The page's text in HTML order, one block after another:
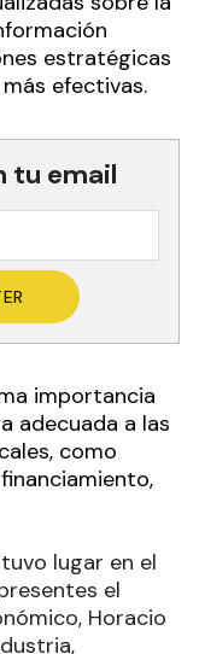
estratégicas
efectivas.
tu email
importancia
adecuada a las
como
lugar en el
el
Horacio